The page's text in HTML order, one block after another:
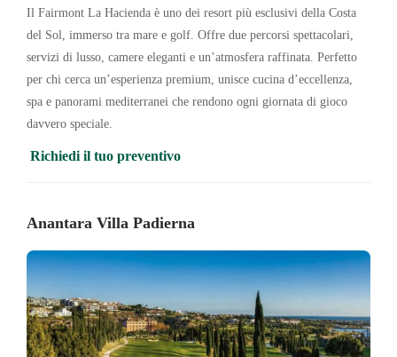
Il Fairmont La Hacienda è uno dei resort più esclusivi della Costa
del Sol, immerso tra mare e golf. Offre due percorsi spettacolari,
servizi di lusso, camere eleganti e un’atmosfera raffinata. Perfetto
per chi cerca un’esperienza premium, unisce cucina d’eccellenza,
spa e panorami mediterranei che rendono ogni giornata di gioco
davvero speciale.
Richiedi il tuo preventivo
Anantara Villa Padierna